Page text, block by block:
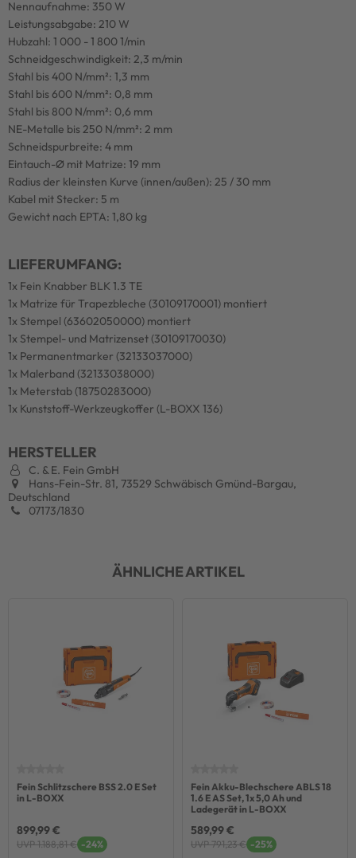
Nennaufnahme: 350 W
Leistungsabgabe: 210 W
Hubzahl: 1 000 - 1 800 1/min
Schneidgeschwindigkeit: 2,3 m/min
Stahl bis 400 N/mm²: 1,3 mm
Stahl bis 600 N/mm²: 0,8 mm
Stahl bis 800 N/mm²: 0,6 mm
NE-Metalle bis 250 N/mm²: 2 mm
Schneidspurbreite: 4 mm
Eintauch-Ø mit Matrize: 19 mm
Radius der kleinsten Kurve (innen/außen): 25 / 30 mm
Kabel mit Stecker: 5 m
Gewicht nach EPTA: 1,80 kg
LIEFERUMFANG:
1x Fein Knabber BLK 1.3 TE
1x Matrize für Trapezbleche (30109170001) montiert
1x Stempel (63602050000) montiert
1x Stempel- und Matrizenset (30109170030)
1x Permanentmarker (32133037000)
1x Malerband (32133038000)
1x Meterstab (18750283000)
1x Kunststoff-Werkzeugkoffer (L-BOXX 136)
HERSTELLER
C. & E. Fein GmbH
Hans-Fein-Str. 81, 73529 Schwäbisch Gmünd-Bargau,
Deutschland
07173/1830
ÄHNLICHE ARTIKEL
Fein Schlitzschere BSS 2.0 E Set
in L-BOXX
899,99 €
UVP 1.188,81 € -24%
Fein Akku-Blechschere ABLS 18
1.6 E AS Set, 1x 5,0 Ah und
Ladegerät in L-BOXX
589,99 €
UVP 791,23 € -25%